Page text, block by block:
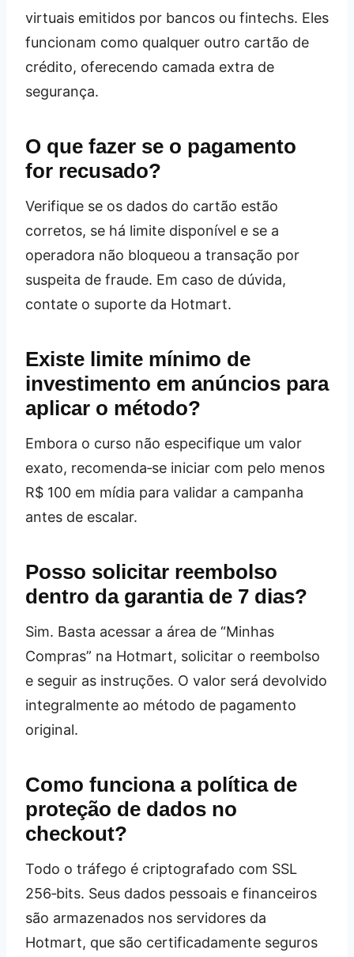
virtuais emitidos por bancos ou fintechs. Eles
funcionam como qualquer outro cartão de
crédito, oferecendo camada extra de
segurança.
O que fazer se o pagamento
for recusado?
Verifique se os dados do cartão estão
corretos, se há limite disponível e se a
operadora não bloqueou a transação por
suspeita de fraude. Em caso de dúvida,
contate o suporte da Hotmart.
Existe limite mínimo de
investimento em anúncios para
aplicar o método?
Embora o curso não especifique um valor
exato, recomenda‑se iniciar com pelo menos
R$ 100 em mídia para validar a campanha
antes de escalar.
Posso solicitar reembolso
dentro da garantia de 7 dias?
Sim. Basta acessar a área de “Minhas
Compras” na Hotmart, solicitar o reembolso
e seguir as instruções. O valor será devolvido
integralmente ao método de pagamento
original.
Como funciona a política de
proteção de dados no
checkout?
Todo o tráfego é criptografado com SSL
256‑bits. Seus dados pessoais e financeiros
são armazenados nos servidores da
Hotmart, que são certificadamente seguros